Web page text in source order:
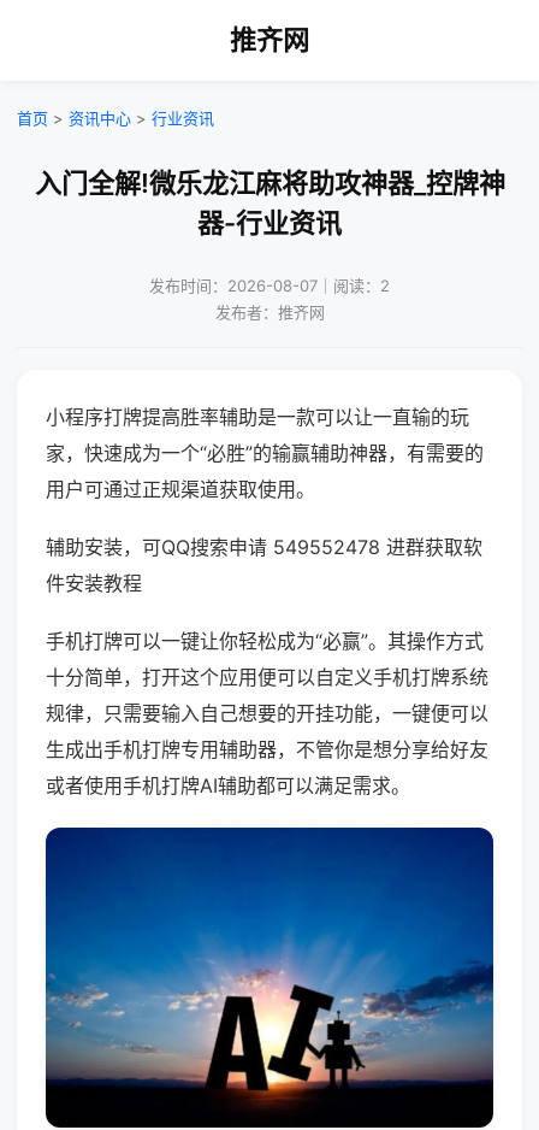
推齐网
首页 > 资讯中心 > 行业资讯
入门全解!微乐龙江麻将助攻神器_控牌神
器-行业资讯
发布时间：2026-08-07｜阅读：2
发布者：推齐网
小程序打牌提高胜率辅助是一款可以让一直输的玩
家，快速成为一个“必胜”的输赢辅助神器，有需要的
用户可通过正规渠道获取使用。
辅助安装，可QQ搜索申请 549552478 进群获取软
件安装教程
手机打牌可以一键让你轻松成为“必赢”。其操作方式
十分简单，打开这个应用便可以自定义手机打牌系统
规律，只需要输入自己想要的开挂功能，一键便可以
生成出手机打牌专用辅助器，不管你是想分享给好友
或者使用手机打牌AI辅助都可以满足需求。